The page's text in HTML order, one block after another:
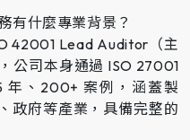
有什麼專業背景？
42001 Lead Auditor（主
公司本身通過 ISO 27001
年、200+ 案例，涵蓋製
政府等產業，具備完整的